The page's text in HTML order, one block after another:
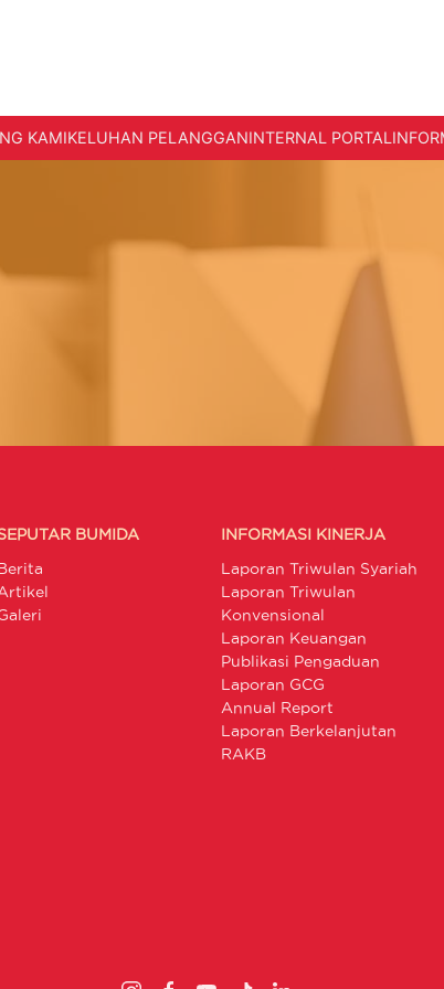
KAMIKELUHAN PELANGGANINTERNAL PORTAL
BUMIDA
INFORMASI KINERJA
Laporan Triwulan Syariah
Laporan Triwulan
Konvensional
Laporan Keuangan
Publikasi Pengaduan
Laporan GCG
Annual Report
Laporan Berkelanjutan
RAKB